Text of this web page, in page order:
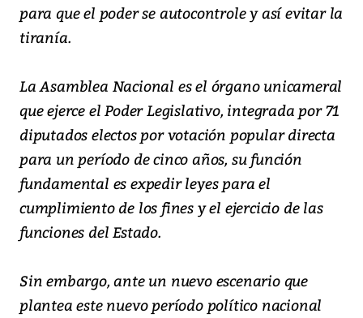
para que el poder se autocontrole y así evitar la
tiranía.
La Asamblea Nacional es el órgano unicameral
que ejerce el Poder Legislativo, integrada por 71
diputados electos por votación popular directa
para un período de cinco años, su función
fundamental es expedir leyes para el
cumplimiento de los fines y el ejercicio de las
funciones del Estado.
Sin embargo, ante un nuevo escenario que
plantea este nuevo período político nacional